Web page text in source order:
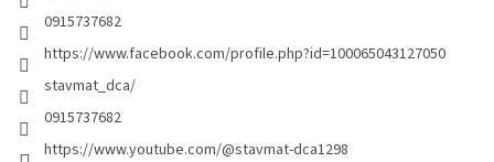
0915737682
https://www.facebook.com/profile.php?id=100065043127050
stavmat_dca/
0915737682
https://www.youtube.com/@stavmat-dca1298